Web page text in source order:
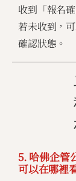
收到「報名
若未收到，
確認狀態。
5. 哈佛企管
可以在哪裡